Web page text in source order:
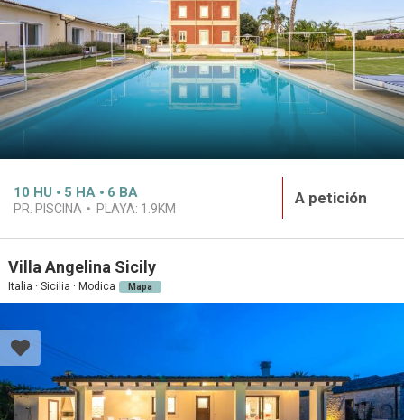
10 HU 5 HA 6 BA
PR. PISCINA PLAYA: 1.9KM
A petición
Villa Angelina Sicily
Italia · Sicilia · Modica Mapa